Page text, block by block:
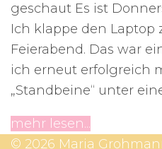
geschaut Es ist
Ich klappe den Laptop
Feierabend. Das war
ich erneut erfolgreich
„Standbeine“ unter
mehr lesen...
© 2026 Maria